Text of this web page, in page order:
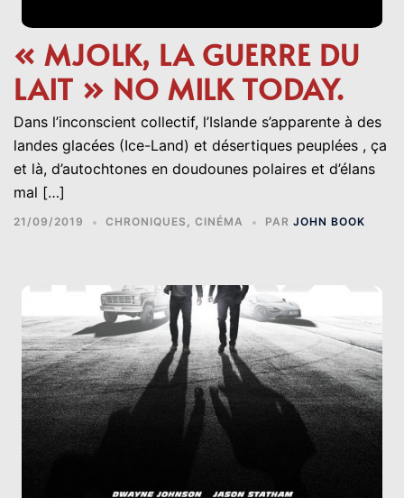
« MJOLK, LA GUERRE DU
LAIT » NO MILK TODAY.
Dans l’inconscient collectif, l’Islande s’apparente à des
landes glacées (Ice-Land) et désertiques peuplées , ça
et là, d’autochtones en doudounes polaires et d’élans
mal […]
21/09/2019 CHRONIQUES , CINÉMA PAR JOHN BOOK